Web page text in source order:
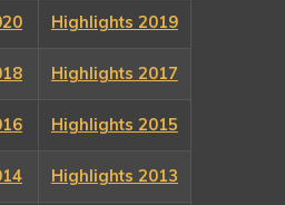
Highlights 2019
Highlights 2017
Highlights 2015
14 Highlights 2013